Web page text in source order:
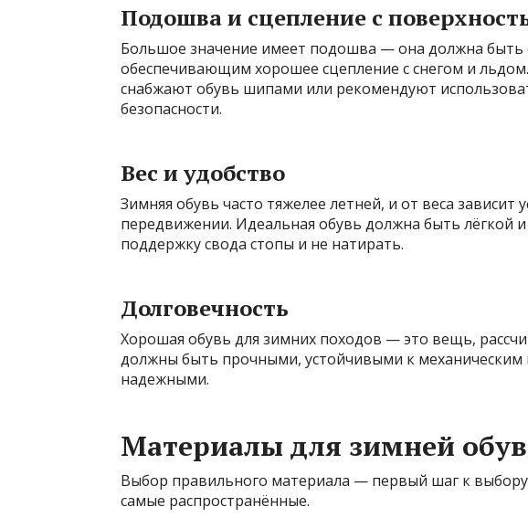
Подошва и сцепление с
Большое значение имеет подошва — она должна быть
обеспечивающим хорошее сцепление с снегом и
снабжают обувь шипами или рекомендуют
безопасности.
Вес и удобство
Зимняя обувь часто тяжелее летней, и от веса зависит
передвижении. Идеальная обувь должна быть лёгкой
поддержку свода стопы и не натирать.
Долговечность
Хорошая обувь для зимних походов — это вещь,
должны быть прочными, устойчивыми к
надежными.
Материалы для зимней
Выбор правильного материала — первый шаг к
самые распространённые.